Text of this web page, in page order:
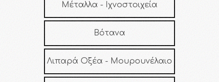
Μέταλλα - Ιχνοστοιχεία
Βότανα
Λιπαρά Οξέα - Μουρουνέλαιο